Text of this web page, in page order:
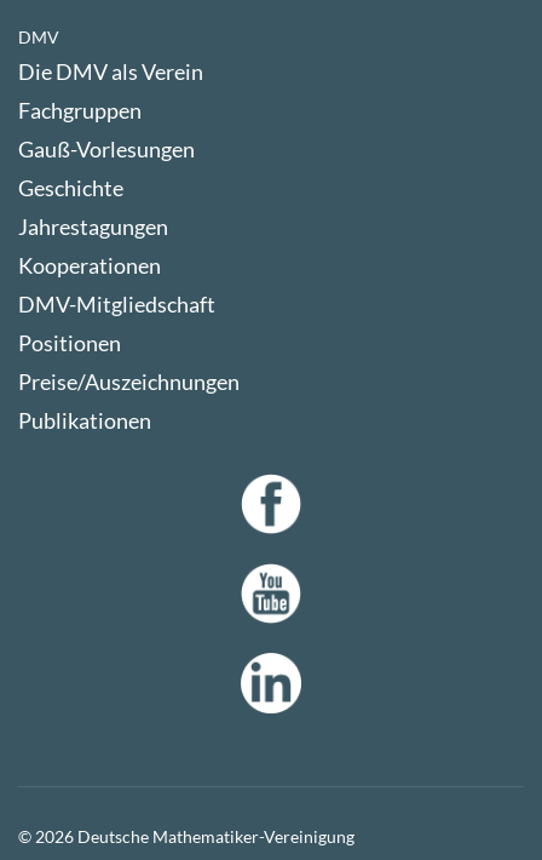
DMV
Die DMV als Verein
Fachgruppen
Gauß-Vorlesungen
Geschichte
Jahrestagungen
Kooperationen
DMV-Mitgliedschaft
Positionen
Preise/Auszeichnungen
Publikationen
© 2026 Deutsche Mathematiker-Vereinigung